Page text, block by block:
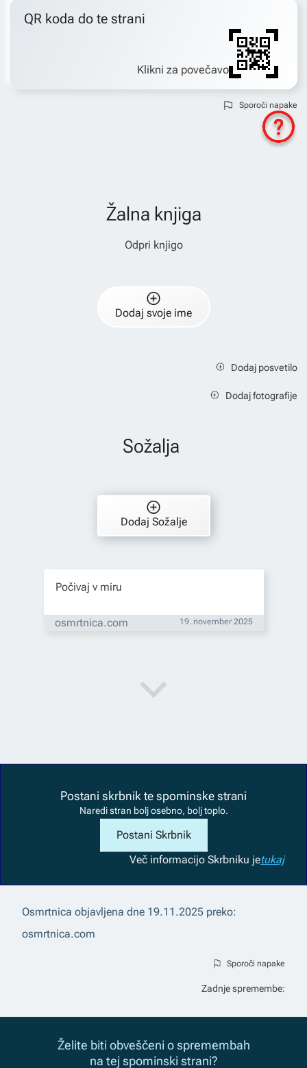
QR koda do te strani
Klikni za povečavo
Sporoči napake
Žalna knjiga
Odpri knjigo
Dodaj svoje ime
Dodaj posvetilo
Dodaj fotografije
Sožalja
Dodaj Sožalje
Počivaj v miru
osmrtnica.com 19. november 2025
Postani skrbnik te spominske strani
Naredi stran bolj osebno, bolj toplo.
Postani Skrbnik
Več informacijo Skrbniku jetukaj
Osmrtnica objavljena dne 19.11.2025 preko:
osmrtnica.com
Sporoči napake
Zadnje spremembe:
Želite biti obveščeni o spremembah
na tej spominski strani?